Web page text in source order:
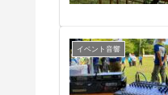
イベント音響